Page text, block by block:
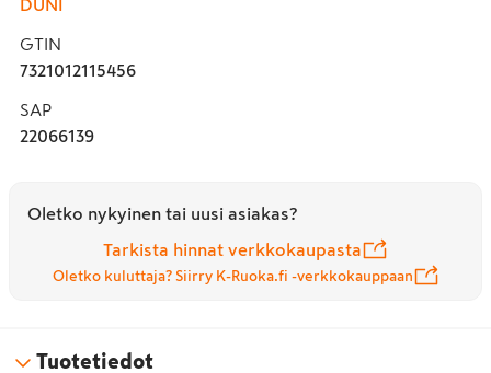
DUNI
GTIN
7321012115456
SAP
22066139
Oletko nykyinen tai uusi asiakas?
Tarkista hinnat verkkokaupasta
Oletko kuluttaja? Siirry K-Ruoka.fi -verkkokauppaan
Tuotetiedot